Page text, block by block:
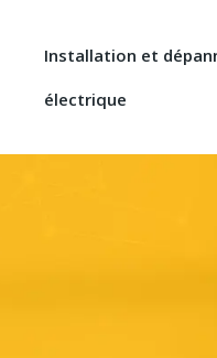
Installation et
électrique